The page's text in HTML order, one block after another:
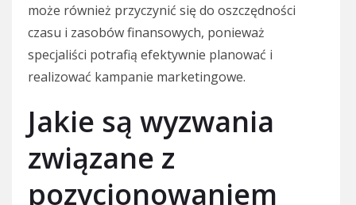
może również przyczynić się do oszczędności
czasu i zasobów finansowych, ponieważ
specjaliści potrafią efektywnie planować i
realizować kampanie marketingowe.
Jakie są wyzwania
związane z
pozycjonowaniem